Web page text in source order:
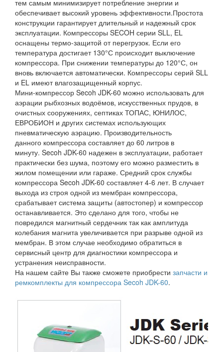
тем самым минимизирует потребление энергии и
обеспечивает высокий уровень эффективности.Простота
конструкции гарантирует длительный и надежный срок
эксплуатации. Компрессоры SECOH серии SLL, EL
оснащены термо-защитой от перегрузок. Если его
температура достигает 130°С происходит выключение
компрессора. При снижении температуры до 120°С, он
вновь включается автоматически. Компрессоры серий SLL
и EL имеют влагозащищенный корпус.
Мини-компрессор Secoh JDK-60 можно использовать для
аэрации рыбхозных водоёмов, искусственных прудов, в
очистных сооружениях, септиках ТОПАС, ЮНИЛОС,
ЕВРОБИОН и других системах использующих
пневматическую аэрацию. Производительность
данного компрессора составляет до 60 литров в
минуту. Secoh JDK-60 надежен в эксплуатации, работает
практически без шума, поэтому его можно разместить в
жилом помещении или гараже. Средний срок службы
компрессора Secoh JDK-60 составляет 4-6 лет. В случает
выхода из строя одной из мембран компрессора,
срабатывает система защиты (автостопер) и компрессор
останавливается. Это сделано для того, чтобы не
повредился магнитный сердечник так как амплитуда
колебания магнита увеличивается при разрыве одной из
мембран. В этом случае необходимо обратиться в
сервисный центр для диагностики компрессора и
устранения неисправности.
На нашем сайте Вы также сможете приобрести запчасти и
ремкомплекты для компрессора Secoh JDK-60.